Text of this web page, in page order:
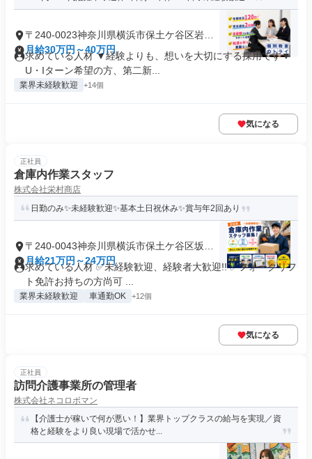
〒240-0023神奈川県横浜市保土ケ谷区岩井
町
月給30万円～40万円
求めている人材 ▼経験よりも、想いを大切にする採用です▼
U・Iターン希望の方、第二新...
業界未経験歓迎 +14個
気になる
正社員
倉庫内作業スタッフ
株式会社栄村商店
日勤のみ✨未経験歓迎✨基本土日祝休み✨賞与年2回あり
〒240-0043神奈川県横浜市保土ケ谷区坂本
町
月給21万円～24万円
求めている人材 ✅未経験歓迎、経験者大歓迎!! ✅フォークリフ
ト免許お持ちの方尚可 ...
業界未経験歓迎 車通勤OK +12個
気になる
正社員
訪問介護事業所の管理者
株式会社ネコロボマン
【介護士が稼いで何が悪い！】業界トップクラスの給与を実現／資
格と経験をより良い現場で活かせ...